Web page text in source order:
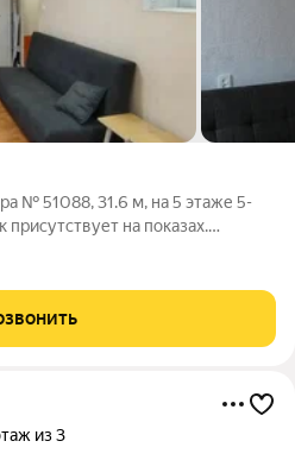
№ 51088, 31.6 м, на 5 этаже 5-
на показах.
отдельно. Счетчики
проживания: можно с
из 3